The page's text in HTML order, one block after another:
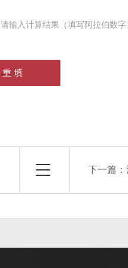
请输入计算结果（填写阿拉伯数
下一篇：